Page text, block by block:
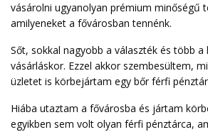
vásárolni ugyanolyan prémium minőségű
amilyeneket a fővárosban tennénk.
Sőt, sokkal nagyobb a választék és több a
vásárláskor. Ezzel akkor szembesültem,
üzletet is körbejártam egy bőr férfi
Hiába utaztam a fővárosba és jártam
egyikben sem volt olyan férfi pénztárca,